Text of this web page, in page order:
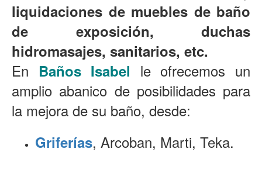
liquidaciones de muebles de baño
de exposición, duchas
hidromasajes, sanitarios, etc.
En Baños Isabel le ofrecemos un
amplio abanico de posibilidades para
la mejora de su baño, desde:
Griferías, Arcoban, Marti, Teka.